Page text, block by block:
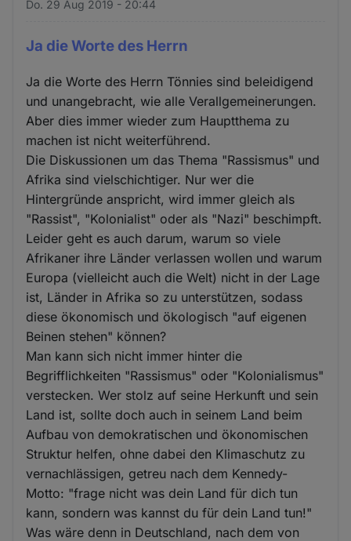
Do. 29 Aug 2019 - 20:44
Ja die Worte des Herrn
Ja die Worte des Herrn Tönnies sind beleidigend
und unangebracht, wie alle Verallgemeinerungen.
Aber dies immer wieder zum Hauptthema zu
machen ist nicht weiterführend.
Die Diskussionen um das Thema "Rassismus" und
Afrika sind vielschichtiger. Nur wer die
Hintergründe anspricht, wird immer gleich als
"Rassist", "Kolonialist" oder als "Nazi" beschimpft.
Leider geht es auch darum, warum so viele
Afrikaner ihre Länder verlassen wollen und warum
Europa (vielleicht auch die Welt) nicht in der Lage
ist, Länder in Afrika so zu unterstützen, sodass
diese ökonomisch und ökologisch "auf eigenen
Beinen stehen" können?
Man kann sich nicht immer hinter die
Begrifflichkeiten "Rassismus" oder "Kolonialismus"
verstecken. Wer stolz auf seine Herkunft und sein
Land ist, sollte doch auch in seinem Land beim
Aufbau von demokratischen und ökonomischen
Struktur helfen, ohne dabei den Klimaschutz zu
vernachlässigen, getreu nach dem Kennedy-
Motto: "frage nicht was dein Land für dich tun
kann, sondern was kannst du für dein Land tun!"
Was wäre denn in Deutschland, nach dem von